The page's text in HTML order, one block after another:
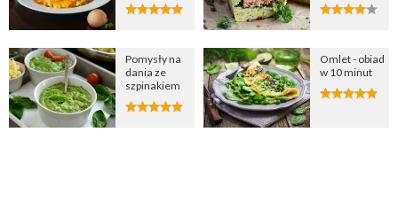
Pomysły na
dania ze
szpinakiem
Omlet - obiad
w 10 minut